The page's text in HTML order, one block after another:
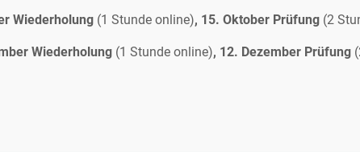
Wiederholung (1 Stunde online), 15. Oktober Prüfung (2
Wiederholung (1 Stunde online), 12. Dezember Prüfung